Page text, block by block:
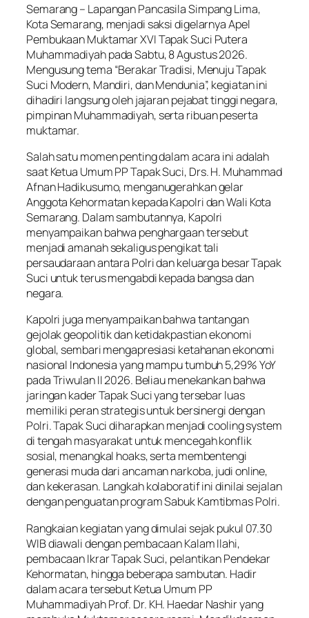
Semarang – Lapangan Pancasila Simpang Lima,
Kota Semarang, menjadi saksi digelarnya Apel
Pembukaan Muktamar XVI Tapak Suci Putera
Muhammadiyah pada Sabtu, 8 Agustus 2026.
Mengusung tema “Berakar Tradisi, Menuju Tapak
Suci Modern, Mandiri, dan Mendunia”, kegiatan ini
dihadiri langsung oleh jajaran pejabat tinggi negara,
pimpinan Muhammadiyah, serta ribuan peserta
muktamar.
Salah satu momen penting dalam acara ini adalah
saat Ketua Umum PP Tapak Suci, Drs. H. Muhammad
Afnan Hadikusumo, menganugerahkan gelar
Anggota Kehormatan kepada Kapolri dan Wali Kota
Semarang. Dalam sambutannya, Kapolri
menyampaikan bahwa penghargaan tersebut
menjadi amanah sekaligus pengikat tali
persaudaraan antara Polri dan keluarga besar Tapak
Suci untuk terus mengabdi kepada bangsa dan
negara.
Kapolri juga menyampaikan bahwa tantangan
gejolak geopolitik dan ketidakpastian ekonomi
global, sembari mengapresiasi ketahanan ekonomi
nasional Indonesia yang mampu tumbuh 5,29% YoY
pada Triwulan II 2026. Beliau menekankan bahwa
jaringan kader Tapak Suci yang tersebar luas
memiliki peran strategis untuk bersinergi dengan
Polri. Tapak Suci diharapkan menjadi cooling system
di tengah masyarakat untuk mencegah konflik
sosial, menangkal hoaks, serta membentengi
generasi muda dari ancaman narkoba, judi online,
dan kekerasan. Langkah kolaboratif ini dinilai sejalan
dengan penguatan program Sabuk Kamtibmas Polri.
Rangkaian kegiatan yang dimulai sejak pukul 07.30
WIB diawali dengan pembacaan Kalam Ilahi,
pembacaan Ikrar Tapak Suci, pelantikan Pendekar
Kehormatan, hingga beberapa sambutan. Hadir
dalam acara tersebut Ketua Umum PP
Muhammadiyah Prof. Dr. KH. Haedar Nashir yang